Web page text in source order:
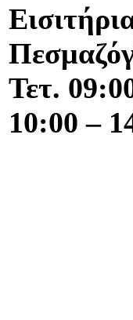
Τετ.
10:00 –